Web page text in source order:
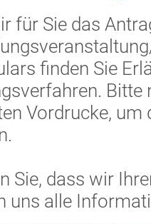
für Sie das
finden Sie
Bitte
Vordrucke, um
Sie, dass wir
uns alle